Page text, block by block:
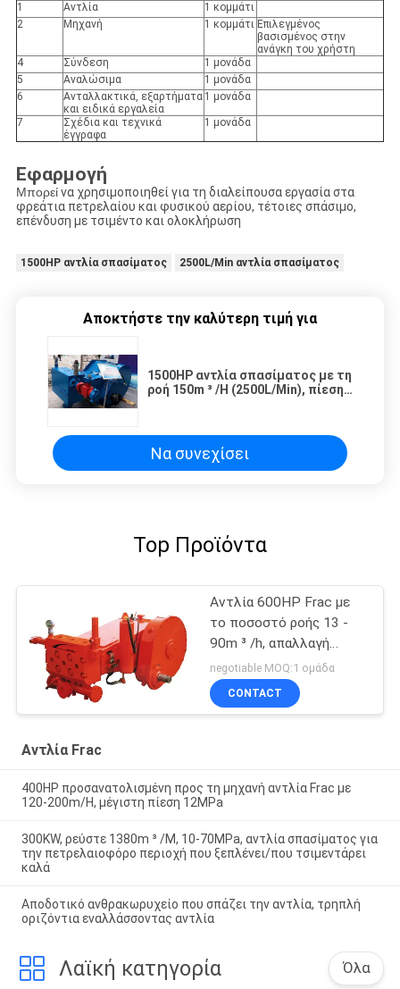
1
Αντλία
1 κομμάτι
2
Μηχανή 1 κομμάτι Επιλεγμένος
βασισμένος στην
ανάγκη του χρήστη
4
Σύνδεση
1 μονάδα
5
Αναλώσιμα
1 μονάδα
6
Ανταλλακτικά, εξαρτήματα
και ειδικά εργαλεία
1 μονάδα
7
Σχέδια και τεχνικά
έγγραφα
1 μονάδα
Εφαρμογή
Μπορείνα χρησιμοποιηθεί γιατη διαλείπουσα εργασία στα
φρεάτια πετρελαίου και φυσικού αερίου, τέτοιες σπάσιμο,
επένδυση με τσιμέντο και ολοκλήρωση
1500HP αντλία σπασίματος 2500L/Min αντλία σπασίματος
Αποκτήστε την καλύτερη τιμή για
1500HP αντλία σπασίματος με τη
ροή 150m ³ /H (2500L/Min), πίεση
Να συνεχίσει
Top Προϊόντα
Αντλία 600HP Frac με
το ποσοστό ροής 13 -
90m ³ /h, απαλλαγή
Pressure10 - 70Mpa
negotiable MOQ:1 ομάδα
CONTACT
Αντλία Frac
400HP προσανατολισμένη προς τη μηχανή αντλία Frac με
120-200m/H, μέγιστη πίεση 12MPa
300KW, ρεύστε 1380m ³ /M, 10-70MPa, αντλία σπασίματος για
την πετρελαιοφόρο περιοχή που ξεπλένει/που τσιμεντάρει
καλά
Αποδοτικό ανθρακωρυχείο που σπάζει την αντλία, τρηπλή
οριζόντια εναλλάσσοντας αντλία
Λαϊκή κατηγορία Όλα